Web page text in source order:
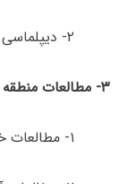
۲- دیپلماسی دفاعی
۳- مطالعات منطقه ­ای
۱- مطالعات خاورمیانه و شمال آفریقا